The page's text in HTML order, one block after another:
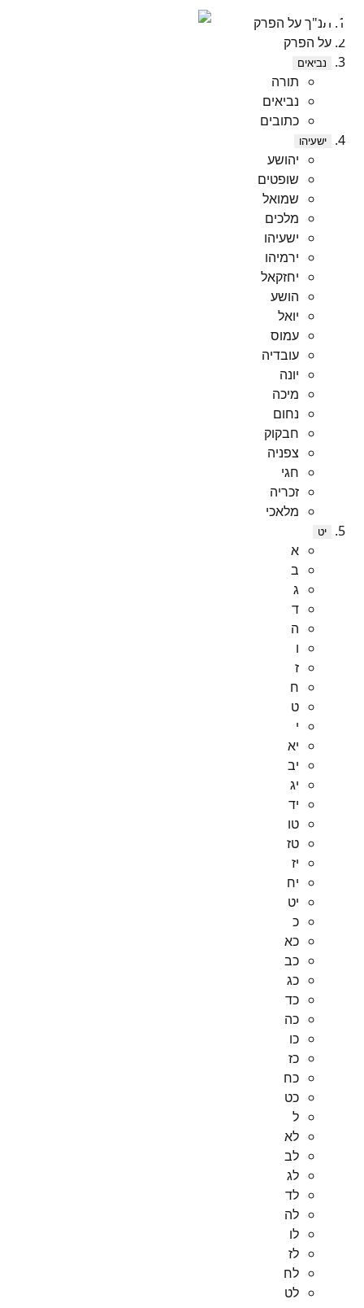
תנ"ך על הפרק
על הפרק
נביאים
תורה
נביאים
כתובים
ישעיהו
יהושע
שופטים
שמואל
מלכים
ישעיהו
ירמיהו
יחזקאל
הושע
יואל
עמוס
עובדיה
יונה
מיכה
נחום
חבקוק
צפניה
חגי
זכריה
מלאכי
יט
א
ב
ג
ד
ה
ו
ז
ח
ט
י
יא
יב
יג
יד
טו
טז
יז
יח
יט
כ
כא
כב
כג
כד
כה
כו
כז
כח
כט
ל
לא
לב
לג
לד
לה
לו
לז
לח
לט